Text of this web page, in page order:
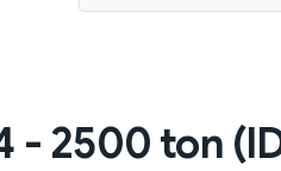
- 2500 ton